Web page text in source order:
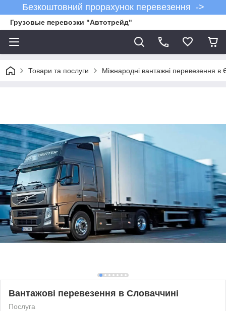
Безкоштовний прорахунок перевезення ->
Грузовые перевозки "Автотрейд"
Товари та послуги Міжнародні вантажні перевезення
Вантажові перевезення в Словаччині
Послуга